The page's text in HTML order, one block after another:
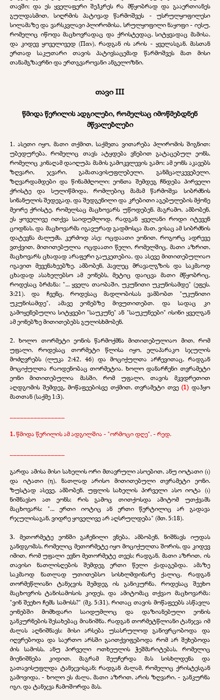
თავში; და ეს ყველაფერი შეჰკრეს რა მწყობრად და გააერთიანეს
გულდასმით, სიღრმის პატივად წარმოშვეს - უსრულყოფილესი
სილამაზე და ვარსკვლავი პლირომისა, სრულყოფილი ნაყოფი - იესუ,
რომელიც იწოდა მაცხოვრადაც და ქრისტედაც, სიტყვადაც მამისა,
და კიდევ ყოველივედ (Παν), რადგან ის არის - ყველასგან. მასთან
ერთად საკუთარი თავის პატივსაცემად წარმოშვეს მათ მისი
თანამგზავრნი და ერთგვაროვანი ანგელოზნი.
თავი III
წმიდა წერილის ადგილები, რომელსაც იმოწმებდნენ
მწვალებლები
1. ასეთი იყო, მათი თქმით, საქმეთა ვითარება პლირომის შიგნით:
უბედურება, რომელიც თავს ატყდება ვნებით გატაცებულ ეონს,
რომელიც კინაღამ დაიღუპა მამის გამოკვლევის გამო; ამ ეონს აკავებს
ზღვარი, ჯვარი, გამათავისუფლებელი, განმცალკევებელი,
ზღვარდამდები და წინამძღოლი; ეონთა შემდეგ ჩნდება პირველი
ქრისტე და სულიწმიდა, რომლებიც მამამ წარმოშვა სიბრძნის
სინანულის შედეგად, და შედგენილი და კრებითი აგებულების მქონე
მეორე ქრისტე, რომელსაც მაცხოვარს უწოდებენ. მაგრამო, ამბობენ,
ეს ყოველივე ითქვა საიდუმლოდ, რადგან ყველანი როდი იტევენ
ცოდნას, და მაცხოვარმა იგავურად გადმოსცა მათ, ვისაც ამ სიბრძნის
დატევნა ძალუძს, კერძოდ ასე: ოცდაათი ეონით, როგორც ადრევე
ვთქვით, მითითებულია ოცდაათი წელი, რომელშიც, მათი აზრით,
მაცხოვარს ცხადად არაფერი გაუკეთებია, და ასევე მითითებულიაო
იგავით მევენახეებზე. ამბობენ, პავლეც მრავალგზის და საკმაოდ
ცხადად ასახელებსო ამ ეონებს, მეტიც დაიცვა მათი მწყობრიც,
როდესაც ბრძანა: "... ყველა თაობაში, უკუნითი უკუნისამდე" (ეფეს.
3:21). და ჩვენც, როდესაც მადლობისას ვამბობთ "უკუნითი
უკუნისამდე", ამავე ეონებზე მივუთითებთ. და სადაც კი
გამოყენებულია სიტყვები "საუკუნე" ან "საუკუნეები" ისინი ყველგან
ამ ეონებზე მითითებებს გულისხმობენ.
2. ხოლო თორმეტი ეონის წარმოქმნა მითითებულიაო მით, რომ
უფალი, როდესაც თორმეტი წლისა იყო, ელაპარაკო სჯულის
მოძღვრებს (ლუკა 2:42, 46) და მოციქულთა არჩევითაც, რადგან
მოციქულთა რაოდენობაც თორმეტია. ხოლო დანარჩენი თვრამეტი
ეონი მითითებულია მასში, რომ უფალი, თავის მკვდრეთით
აღდგომის შემდეგ, მოწაფეებისვე თქმით, თვრამეტი თვე(1) დაჰყო
მათთან (საქმე 1:3).
1.წმიდა წერილის ამ ადგილშია - "ორმოცი დღე". - რედ.
გარდა ამისა მისი სახელის ორი მთავრული ასოებით, ანუ იოტათი (ι)
და იტათი (η), ნათლად არისო მითითებული თვრამეტი ეონი.
ზუსტად ასევე, ამბობენ, უფლის სახელის პირველი ასო იოტა (ι)
ნიშნავსო ათ ეონს; რის გამოც თითქოსდა ამიტომ უთქვამს
მაცხოვარს: "... ერთი იოტიც ან ერთი წერტილიც არ გადავა
რჯულისაგან, ვიდრე ყოველივე არ აღსრულდება" (მთ. 5:18).
3. მეთორმეტე ეონში გაჩენილი ვნება, ამბობენ, ნიშნავს იუდას
განდგომას, რომელიც მეთორმეტე იყო მოციქულთა შორის, და კიდევ
იმით, რომ უფალი ევნო მეთორმეტე თვეს; რადგან, მათი აზრით, ის
თავისი ნათლისღების შემდეგ ერთი წელი ქადაგებდა. ამაზე
საკმაოდ ნათლად უთითებსო სისხლმდინარე ქალიც, რადგან
თორმეწლიანი ტანჯვის შემდეგ ის განიკურნა, როდესაც შეეხო
მაცხოვრის ტანისამოსის კიდეს, და ამიტომაც თქვაო მაცხოვარმა:
"ვინ შეეხო ჩემს სამოსს?" (მკ. 5:31), რითაც თავის მოწაფეებს ასწავლა
ეონებში მომხდარი საიდუმლოც და დაზიანებული ეონის
განკურნების შესახებაც მიანიშნა. რადგან თორმეტწლიანი ტანჯვა იმ
ძალას აღნიშნავს: მისი არსება უსასრულოდ განივრცობოდა და
იღვრებოდა და საერთო არსში გაითქვიფებოდა რომ არ შეხებოდა
ძის სამოსს, ანუ პირველი ოთხეულის ჭეშმარიტებას, რომელიც
მიენიშნება კიდით. მაგრამ შეუჩერდა მას სისხლდენა და
გათავისუფლდა ტანჯვისგან; რადგან ძალამ, რომელიც ქრისტესგან
გამოვიდა, - ხოლო ეს ძალა, მათი აზრით, არის ზღვარი, - განკურნა
იგი, და ტანჯვა ჩამოშორდა მას.